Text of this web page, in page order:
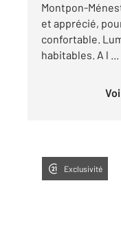
Montpon-
et apprécié,
confortable.
habitables. A l ...
Exclusivité